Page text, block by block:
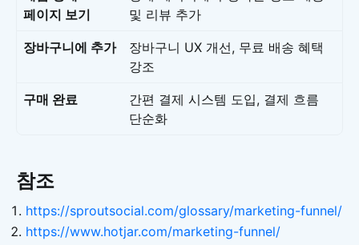
페이지 보기
및 리뷰 추가
장바구니에 추가
장바구니 UX 개선, 무료 배송 혜택
강조
구매 완료
간편 결제 시스템 도입, 결제 흐름
단순화
참조
https://sproutsocial.com/glossary/marketing-funnel/
https://www.hotjar.com/marketing-funnel/